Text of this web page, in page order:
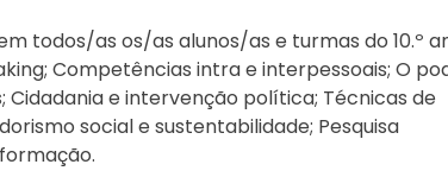
todos/as os/as alunos/as e turmas do 10.º
Competências intra e interpessoais; O
Cidadania e intervenção política; Técnicas de
social e sustentabilidade; Pesquisa